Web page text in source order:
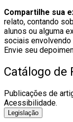
Compartilhe sua
relato, contando
alunos ou alguma
sociais
Envie seu
Catálogo de
Publicações de
Acessibilidade.
Legislação